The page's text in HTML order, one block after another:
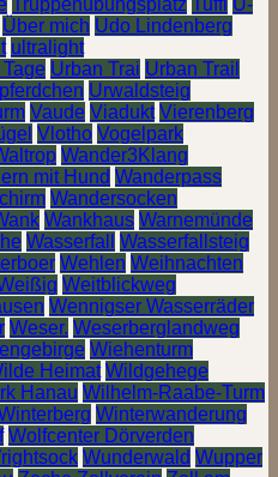
Über mich Udo Lindenberg
ultralight
Urban Trai Urban Trail
Urwaldsteig
Vaude Viadukt Vierenberg
Vlotho Vogelpark
Wander3Klang
mit Hund Wanderpass
Wandersocken
Wankhaus Warnemünde
Wasserfall
Wasserfallsteig
Wehlen Weihnachten
Weitblickweg
Wennigser Wasserräder
Weser. Weserberglandweg
Wiehenturm
Heimat Wildgehege
Hanau Wilhelm-Raabe-Turm
Winterwanderung
Wolfcenter Dörverden
Wunderwald Wupper